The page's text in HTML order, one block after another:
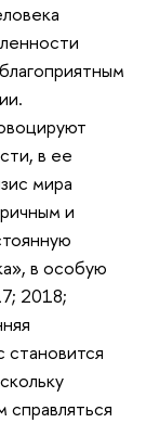
в ее
мира
и
в особую
2018;
становится